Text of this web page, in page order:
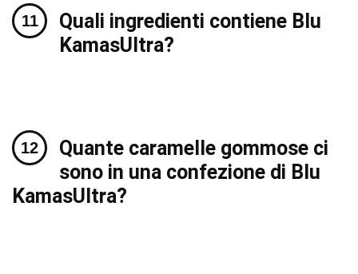
Quali ingredienti contiene Blu
KamasUltra?
Quante caramelle gommose ci
sono in una confezione di Blu
KamasUltra?